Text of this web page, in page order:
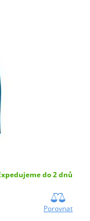
do 2 dnů
Porovnat